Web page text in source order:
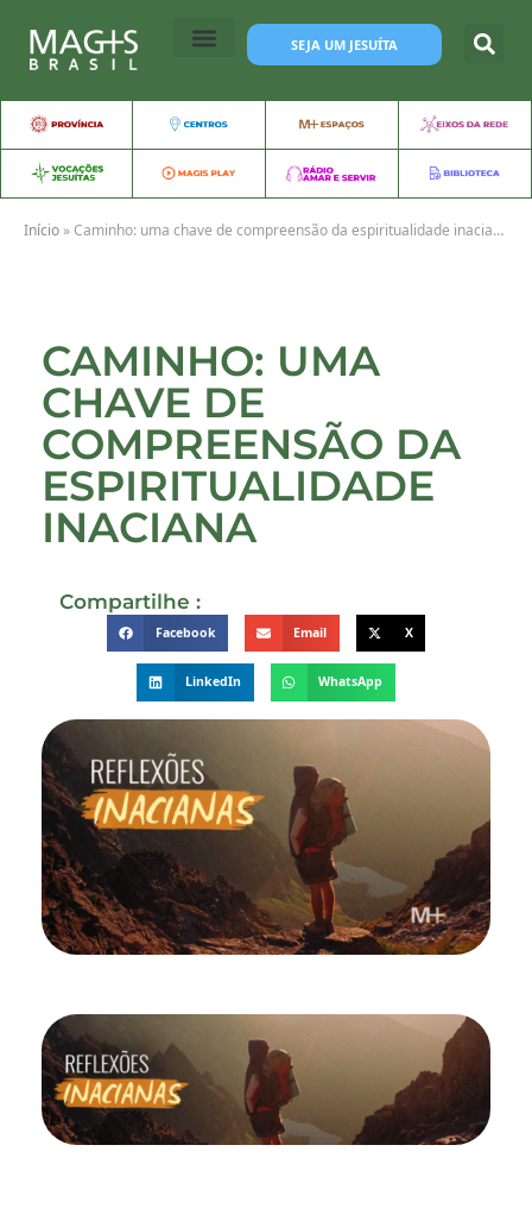
SEJA UM JESUÍTA
Início »Caminho: uma chave de compreensão da espiritualidade inaciana
CAMINHO: UMA
CHAVE DE
COMPREENSÃO DA
ESPIRITUALIDADE
INACIANA
Compartilhe :
Facebook Email X
LinkedIn WhatsApp